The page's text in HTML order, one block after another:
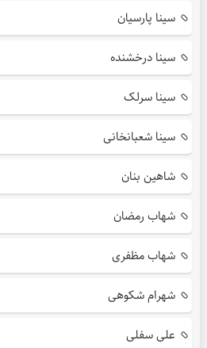
سینا پارسیان
سینا درخشنده
سینا سرلک
سینا شعبانخانی
شاهین بنان
شهاب رمضان
شهاب مظفری
شهرام شکوهی
علی سفلی